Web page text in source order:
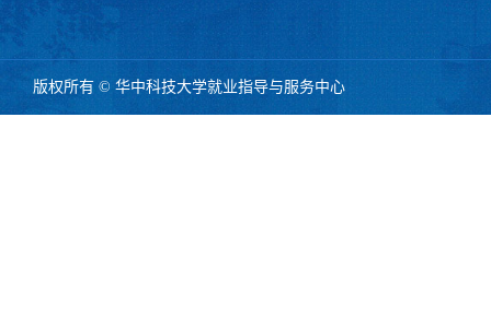
版权所有 © 华中科技大学就业指导与服务中心